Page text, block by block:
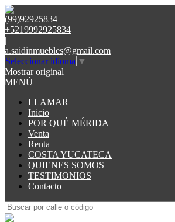
(99)92925834
+5219992925834
|
a.saidinmuebles@gmail.com
Seleccionar idioma ▼
Mostrar original
MENÚ
LLAMAR
Inicio
POR QUÉ MÉRIDA
Venta
Renta
COSTA YUCATECA
QUIENES SOMOS
TESTIMONIOS
Contacto